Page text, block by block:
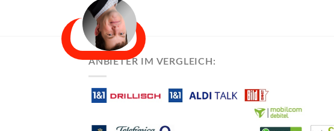
ANBIETER IM VERGLEICH: